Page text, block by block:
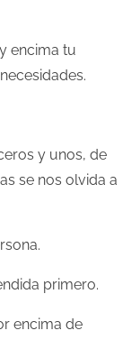
encima tu
y unos, de
se nos olvida a
primero.
encima de